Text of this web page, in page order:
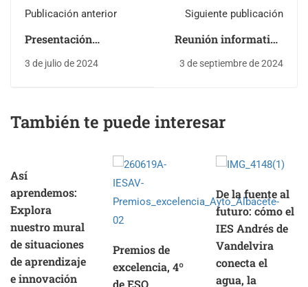
Publicación anterior
Presentación
informativa ciclo
LACC virtual
3 de julio de 2024
Siguiente publicación
Reunión informativa
sobre las mochilas
3 de septiembre de 2024
También te puede interesar
Así
aprendemos:
Explora
nuestro mural
de situaciones
de aprendizaje
e innovación
Premios de
excelencia, 4º
de ESO
De la fuente al
futuro: cómo el
IES Andrés de
Vandelvira
conecta el
agua, la